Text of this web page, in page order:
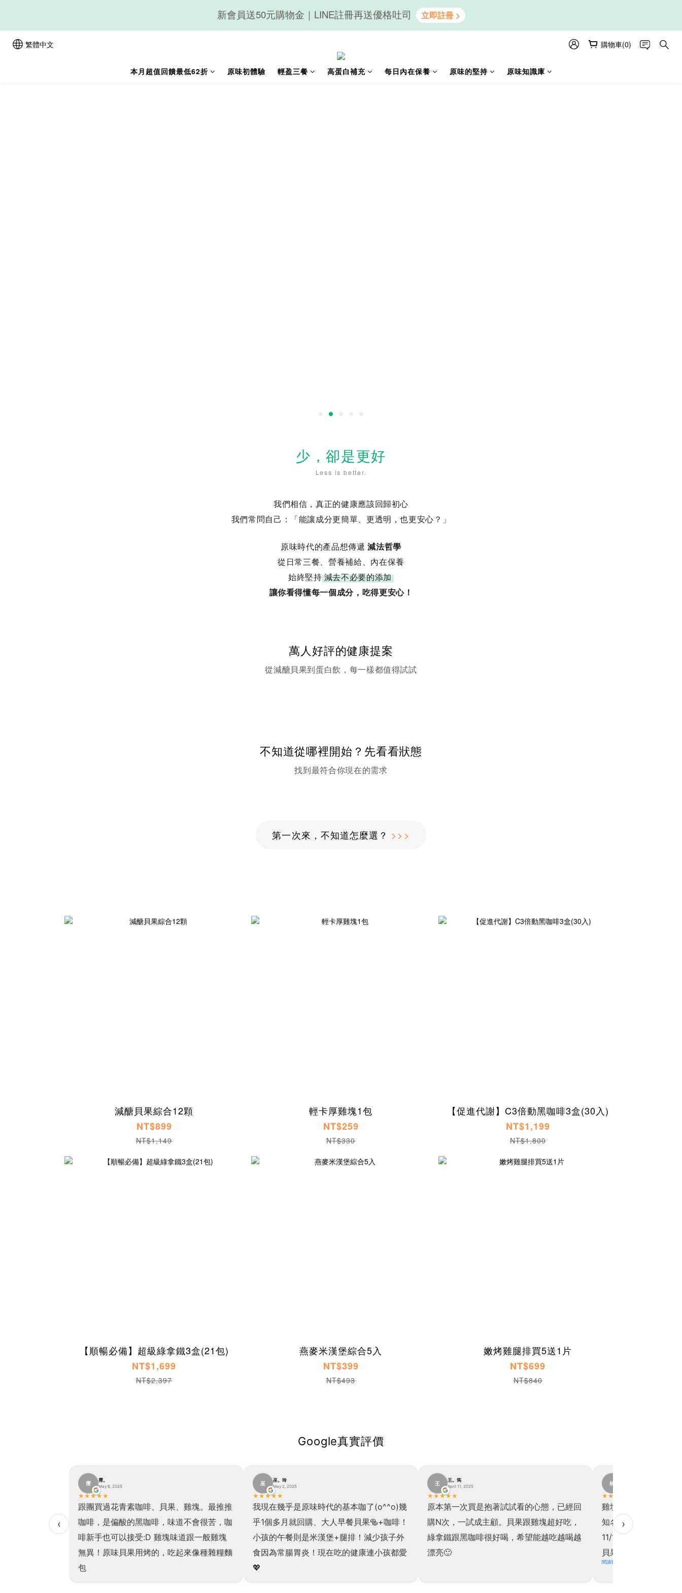
隨心享受｜貝果任選6組$899
新會員送50元購物金｜LINE註冊再送優格吐司
繁體中文 購物車(0)
本月超值回饋最低62折 原味初體驗 輕盈三餐 高蛋白補充 每日內在保養 原味的堅持 原味知識庫
少，卻是更好
Less is better.
我們相信，真正的健康應該回歸初心
我們常問自己：「能讓成分更簡單、更透明，也更安心？」
原味時代的產品想傳遞減法哲學
從日常三餐、營養補給、內在保養
始終堅持 減去不必要的添加
讓你看得懂每一個成分，吃得更安心！
萬人好評的健康提案
從減醣貝果到蛋白飲，每一樣都值得試試
不知道從哪裡開始？先看看狀態
找到最符合你現在的需求
第一次來，不知道怎麼選？ >>>
減醣貝果綜合12顆
NT$899
NT$1,149
輕卡厚雞塊1包
NT$259
NT$330
【促進代謝】C3倍動黑咖啡3盒(30入)
NT$1,199
NT$1,800
【順暢必備】超級綠拿鐵3盒(21包)
NT$1,699
NT$2,397
燕麥米漢堡綜合5入
NT$399
NT$493
嫩烤雞腿排買5送1片
NT$699
NT$840
Google真實評價
‹
有飽足感且吃
我最愛的是高
霈 霈。
May 6, 2025
★ ★ ★★ ★
跟團買過花青素咖啡、貝果、雞塊。最推推
咖啡，是偏酸的黑咖啡，味道不會很苦，咖
啡新手也可以接受:D 雞塊味道跟一般雞塊
無異！原味貝果用烤的，吃起來像種雜糧麵
包
巫 巫。玲
May 2, 2025
★ ★ ★★ ★
我現在幾乎是原味時代的基本咖了(o^^o)幾
乎1個多月就回購、大人早餐貝果🥯+咖啡！
小孩的午餐則是米漢堡+腿排！減少孩子外
食因為常腸胃炎！現在吃的健康連小孩都愛
💖
王 王。筠
April 11, 2025
★ ★ ★★ ★
原本第一次買是抱著試試看的心態，已經回
購N次，一試成主顧。貝果跟雞塊超好吃，
綠拿鐵跟黑咖啡很好喝，希望能越吃越喝越
漂亮🙂
林
★ ★
雞塊真的超級超級超
知名速食好吃！！於
11/11直接下單買六送
貝果也是，關於飲食
上天派來讓我解饞的
閱讀更多
›